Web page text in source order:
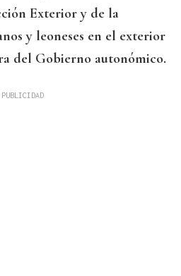
Exterior y de la
y leoneses en el exterior
del Gobierno autonómico.